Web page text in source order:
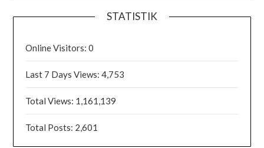
STATISTIK
Online Visitors:0
Last 7 Days Views:4,753
Total Views: 1,161,139
Total Posts: 2,601